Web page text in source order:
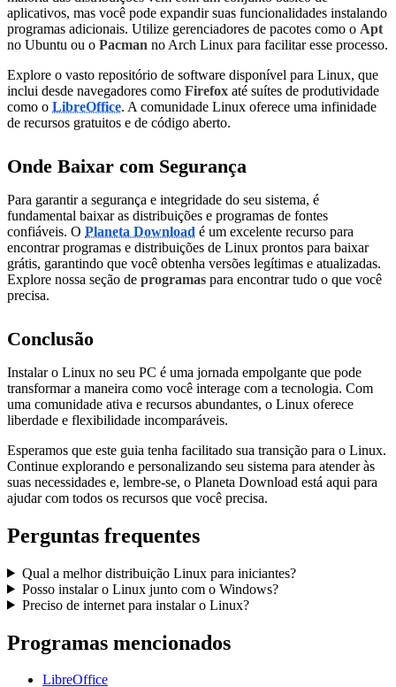
aplicativos, mas você pode expandir suas funcionalidades instalando
programas adicionais. Utilize gerenciadores de pacotes como o Apt
no Ubuntu ou o Pacman no Arch Linux para facilitar esse processo.
Explore o vasto repositório de software disponível para Linux, que
inclui desde navegadores como Firefox até suítes de produtividade
como o LibreOffice. A comunidade Linux oferece uma infinidade
de recursos gratuitos e de código aberto.
Onde Baixar com Segurança
Para garantir a segurança e integridade do seu sistema, é
fundamental baixar as distribuições e programas de fontes
confiáveis. O Planeta Download é um excelente recurso para
encontrar programas e distribuições de Linux prontos para baixar
grátis, garantindo que você obtenha versões legítimas e atualizadas.
Explore nossa seção de programas para encontrar tudo o que você
precisa.
Conclusão
Instalar o Linux no seu PC é uma jornada empolgante que pode
transformar a maneira como você interage com a tecnologia. Com
uma comunidade ativa e recursos abundantes, o Linux oferece
liberdade e flexibilidade incomparáveis.
Esperamos que este guia tenha facilitado sua transição para o Linux.
Continue explorando e personalizando seu sistema para atender às
suas necessidades e, lembre-se, o Planeta Download está aqui para
ajudar com todos os recursos que você precisa.
Perguntas frequentes
Qual a melhor distribuição Linux para iniciantes?
Posso instalar o Linux junto com o Windows?
Preciso de internet para instalar o Linux?
Programas mencionados
LibreOffice